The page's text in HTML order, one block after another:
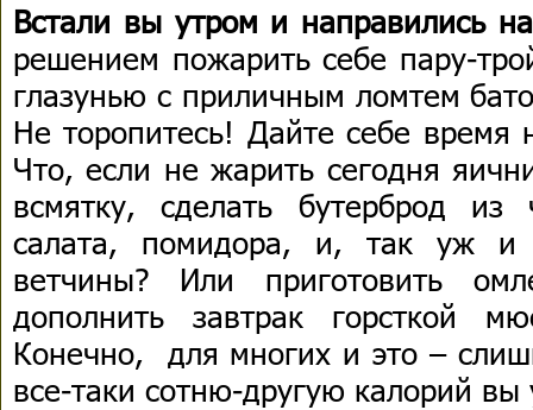
Встали вы утром и направились
решением пожарить себе пару-
глазунью с приличным ломтем
Не торопитесь! Дайте себе время
Что, если не жарить сегодня
всмятку, сделать бутерброд из
салата, помидора, и, так уж и
ветчины? Или приготовить
дополнить завтрак горсткой
Конечно, для многих и это –
все-таки сотню-другую калорий